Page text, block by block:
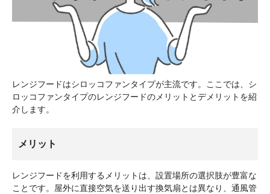
レンジフードはシロッコファンタイプが主流です。ここでは、シ
ロッコファンタイプのレンジフードのメリットとデメリットを紹
介します。
メリット
レンジフードを利用するメリットは、設置場所の選択肢が豊富な
ことです。屋外に直接空気を送り出す換気扇とは異なり、通風管